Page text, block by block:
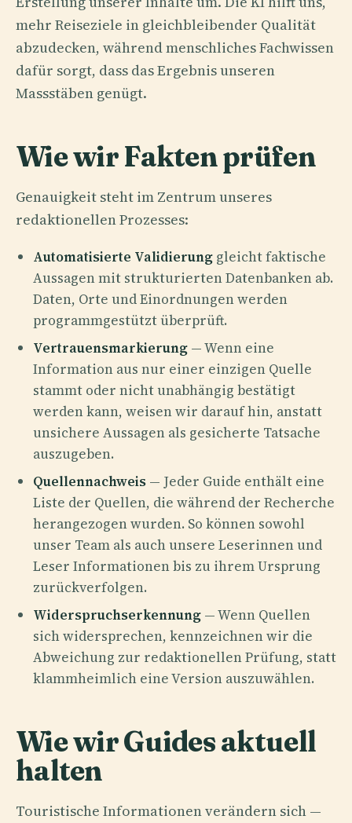
mehr Reiseziele in gleichbleibender Qualität
abzudecken, während menschliches Fachwissen
dafür sorgt, dass das Ergebnis unseren
Massstäben genügt.
Wie wir Fakten prüfen
Genauigkeit steht im Zentrum unseres
redaktionellen Prozesses:
Automatisierte Validierung gleicht faktische
Aussagen mit strukturierten Datenbanken ab.
Daten, Orte und Einordnungen werden
programmgestützt überprüft.
Vertrauensmarkierung — Wenn eine
Information aus nur einer einzigen Quelle
stammt oder nicht unabhängig bestätigt
werden kann, weisen wir darauf hin, anstatt
unsichere Aussagen als gesicherte Tatsache
auszugeben.
Quellennachweis — Jeder Guide enthält eine
Liste der Quellen, die während der Recherche
herangezogen wurden. So können sowohl
unser Team als auch unsere Leserinnen und
Leser Informationen bis zu ihrem Ursprung
zurückverfolgen.
Widerspruchserkennung — Wenn Quellen
sich widersprechen, kennzeichnen wir die
Abweichung zur redaktionellen Prüfung, statt
klammheimlich eine Version auszuwählen.
Wie wir Guides aktuell
halten
Touristische Informationen verändern sich —